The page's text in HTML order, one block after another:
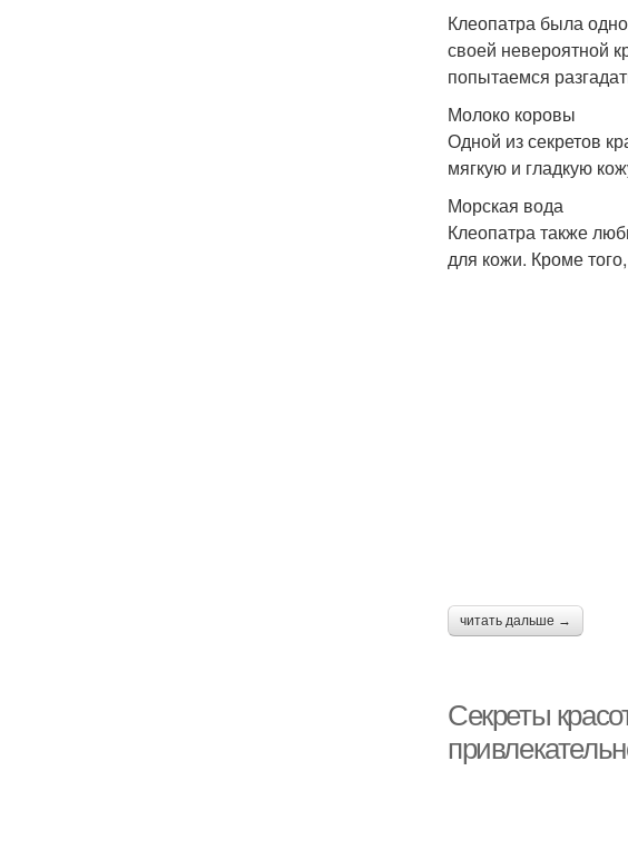
Клеопатра была
своей невероятной
попытаемся
Молоко коровы
Одной из секретов
мягкую и гладкую
Морская вода
Клеопатра также
для кожи. Кроме
читать дальше →
Секреты